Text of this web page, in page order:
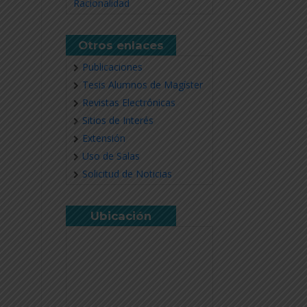
Racionalidad
Otros enlaces
Publicaciones
Tesis Alumnos de Magíster
Revistas Electrónicas
Sitios de Interés
Extensión
Uso de Salas
Solicitud de Noticias
Ubicación